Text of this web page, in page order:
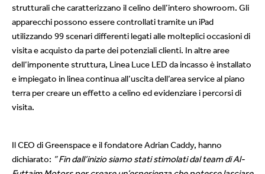
strutturali che caratterizzano il celino dell’intero showroom. Gli
apparecchi possono essere controllati tramite un iPad
utilizzando 99 scenari differenti legati alle molteplici occasioni di
visita e acquisto da parte dei potenziali clienti. In altre aree
dell’imponente struttura, Linea Luce LED da incasso è installato
e impiegato in linea continua all’uscita dell’area service al piano
terra per creare un effetto a celino ed evidenziare i percorsi di
visita.
Il CEO di Greenspace e il fondatore Adrian Caddy, hanno
dichiarato: ” Fin dall’inizio siamo stati stimolati dal team di Al-